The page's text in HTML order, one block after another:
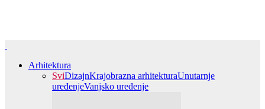
Arhitektura
SviDizajnKrajobrazna arhitekturaUnutarnje
uređenjeVanjsko uređenje